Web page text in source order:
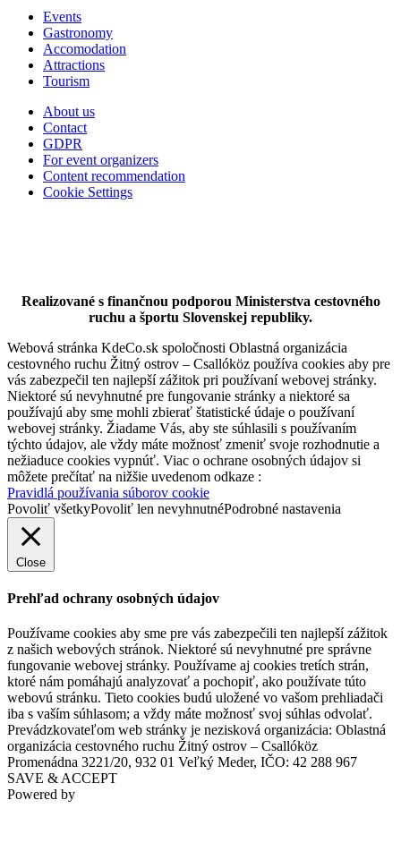
Hotel Thermalpark***
Dunajská Streda
Art Hotel Kaštieľ
Tomášov
Events
Gastronomy
Accomodation
Attractions
Tourism
About us
Contact
GDPR
For event organizers
Content recommendation
Cookie Settings
Realizované s finančnou podporou Ministerstva cestovného
ruchu a športu Slovenskej republiky.
Webová stránka KdeCo.sk spoločnosti Oblastná organizácia
cestovného ruchu Žitný ostrov – Csallóköz používa cookies aby pre
vás zabezpečil ten najlepší zážitok pri používaní webovej stránky.
Niektoré sú nevyhnutné pre fungovanie stránky a niektoré sa
používajú aby sme mohli zbierať štatistické údaje o používaní
webovej stránky. Žiadame Vás, aby ste súhlasili s používaním
týchto údajov, ale vždy máte možnosť zmeniť svoje rozhodnutie a
nežiaduce cookies vypnúť. Viac o ochrane osobných údajov si
môžete prečítať na nižšie uvedenom odkaze :
Pravidlá používania súborov cookie
Povoliť všetkyPovoliť len nevyhnutnéPodrobné nastavenia
Close
Prehľad ochrany osobných údajov
Používame cookies aby sme pre vás zabezpečili ten najlepší zážitok
z našich webových stránok. Niektoré sú nevyhnutné pre správne
fungovanie webovej stránky. Používame aj cookies tretích strán,
ktoré nám pomáhajú analyzovať a pochopiť, ako používate túto
webovú stránku. Tieto cookies budú uložené vo vašom prehliadači
iba s vaším súhlasom; a vždy máte možnosť svoj súhlas odvolať.
Prevádzkovateľom web stránky je nezisková organizácia: Oblastná
organizácia cestovného ruchu Žitný ostrov – Csallóköz
Promenádna 3221/20, 932 01 Veľký Meder, IČO: 42 288 967
SAVE & ACCEPT
Powered by